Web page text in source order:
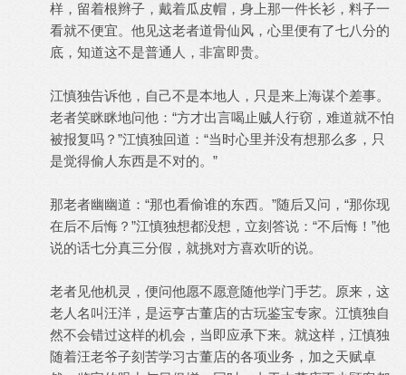
样，留着根辫子，戴着瓜皮帽，身上那一件长衫，料子一
看就不便宜。他见这老者道骨仙风，心里便有了七八分的
底，知道这不是普通人，非富即贵。
江慎独告诉他，自己不是本地人，只是来上海谋个差事。
老者笑眯眯地问他：“方才出言喝止贼人行窃，难道就不怕
被报复吗？”江慎独回道：“当时心里并没有想那么多，只
是觉得偷人东西是不对的。”
那老者幽幽道：“那也看偷谁的东西。”随后又问，“那你现
在后不后悔？”江慎独想都没想，立刻答说：“不后悔！”他
说的话七分真三分假，就挑对方喜欢听的说。
老者见他机灵，便问他愿不愿意随他学门手艺。原来，这
老人名叫汪洋，是运亨古董店的古玩鉴宝专家。江慎独自
然不会错过这样的机会，当即应承下来。就这样，江慎独
随着汪老爷子刻苦学习古董店的各项业务，加之天赋卓